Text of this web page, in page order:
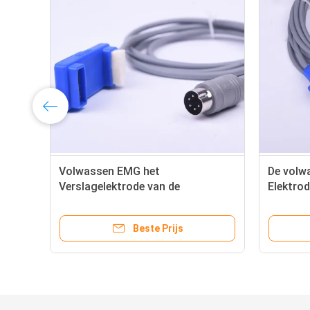
Volwassen EMG het
Verslagelektrode van de
DIN
Beste Prijs
De